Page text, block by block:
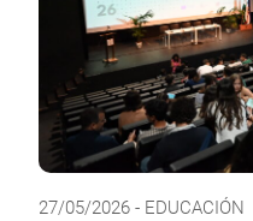
27/05/2026 - EDUCACIÓN